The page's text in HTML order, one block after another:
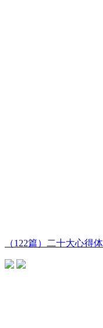
（122篇）二十大心得